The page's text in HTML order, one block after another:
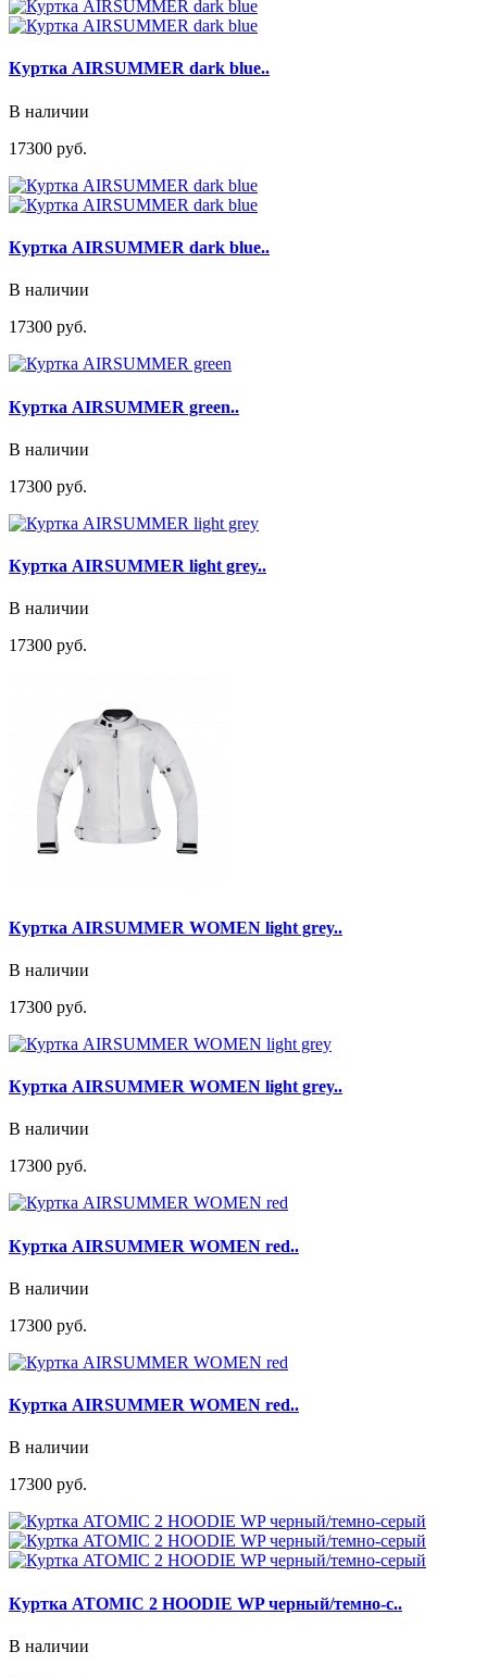
Куртка AIRSUMMER dark blue..
В наличии
17300 руб.
Куртка AIRSUMMER dark blue..
В наличии
17300 руб.
Куртка AIRSUMMER green..
В наличии
17300 руб.
Куртка AIRSUMMER light grey..
В наличии
17300 руб.
Куртка AIRSUMMER WOMEN light grey..
В наличии
17300 руб.
Куртка AIRSUMMER WOMEN light grey..
В наличии
17300 руб.
Куртка AIRSUMMER WOMEN red..
В наличии
17300 руб.
Куртка AIRSUMMER WOMEN red..
В наличии
17300 руб.
Куртка ATOMIC 2 HOODIE WP черный/темно-с..
В наличии